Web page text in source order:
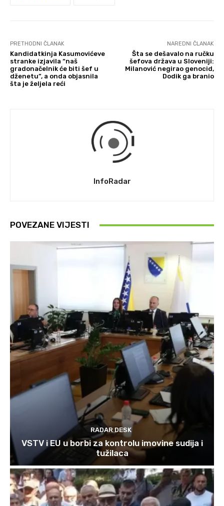
PRETHODNI ČLANAK
Kandidatkinja Kasumovićeve
stranke izjavila “naš
gradonačelnik će biti šef u
dženetu”, a onda objasnila
šta je željela reći
NAREDNI ČLANAK
Šta se dešavalo na ručku
šefova država u Sloveniji:
Milanović negirao genocid,
Dodik ga branio
InfoRadar
POVEZANE VIJESTI
RADAR DESK
VSTV i EU u borbi za kontrolu imovine sudija i
tužilaca